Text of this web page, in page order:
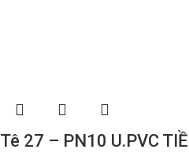
Tê 27 – PN10 U.PVC